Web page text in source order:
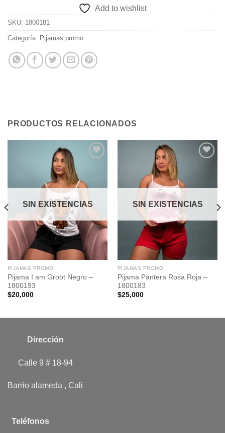
Add to wishlist
SKU: 1800181
Categoría: Pijamas promo
PRODUCTOS RELACIONADOS
SIN EXISTENCIAS
PIJAMAS PROMO
Pijama I am Groot Negro –
1800193
$20,000
SIN EXISTENCIAS
PIJAMAS PROMO
Pijama Pantera Rosa Roja –
1800183
$25,000
Dirección
Calle 9 # 18-94
Barrio alameda , Cali
Teléfonos